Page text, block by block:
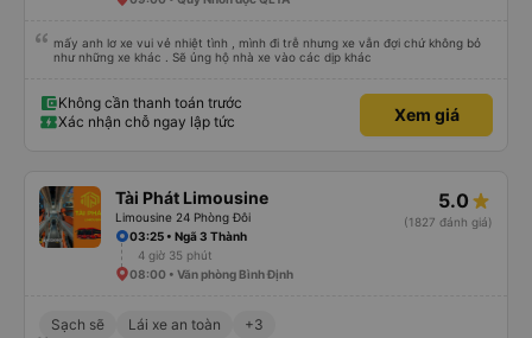
mấy anh lơ xe vui vẻ nhiệt tình , mình đi trễ nhưng xe vẫn đợi chứ không bỏ
như những xe khác . Sẽ ủng hộ nhà xe vào các dịp khác
Không cần thanh toán trước
Xác nhận chỗ ngay lập tức
Xem giá
Tài Phát Limousine
Limousine 24 Phòng Đôi
5.0
(1827 đánh giá)
03:25 • Ngã 3 Thành
4 giờ 35 phút
08:00 • Văn phòng Bình Định
Sạch sẽ Lái xe an toàn +3